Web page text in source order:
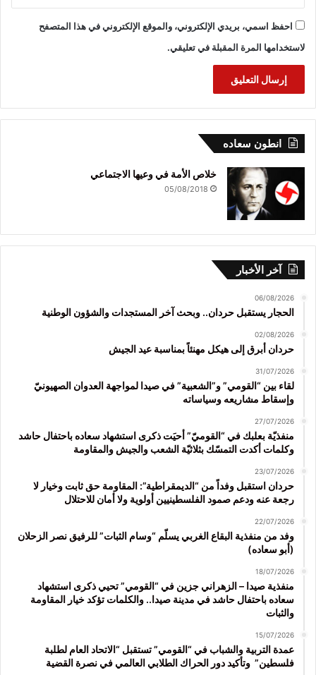
احفظ اسمي، بريدي الإلكتروني، والموقع الإلكتروني في هذا المتصفح
لاستخدامها المرة المقبلة في تعليقي.
انطون سعاده
خلاص الأمة في وعيها الاجتماعي
05/08/2018
آخر الأخبار
06/08/2026
الحجار يستقبل حردان.. وبحث آخر المستجدات والشؤون الوطنية
02/08/2026
حردان أبرق إلى هيكل مهنئاً بمناسبة عيد الجيش
31/07/2026
لقاء بين “القومي” و”الشعبية” في صيدا لمواجهة العدوان الصهيونيّ
وإسقاط مشاريعه وسياساته
27/07/2026
منفذيّة بعلبك في “القوميّ” أحيَت ذكرى استشهاد سعاده باحتفال حاشد
وكلمات أكدت التمسّك بثلاثيّة الشعب والجيش والمقاومة
23/07/2026
حردان استقبل وفداً من “الديمقراطية”: المقاومة حق ثابت وخيار لا
رجعة عنه ودعم صمود الفلسطينيين أولوية ولا أمان للاحتلال
22/07/2026
وفد من منفذية البقاع الغربي يسلّم “وسام الثبات” للرفيق نصر الزحلان
(أبو سعاده)
18/07/2026
منفذية صيدا – الزهراني جزين في “القومي” تحيي ذكرى استشهاد
سعاده باحتفال حاشد في مدينة صيدا.. والكلمات تؤكد خيار المقاومة
والثبات
15/07/2026
عمدة التربية والشباب في “القومي” تستقبل “الاتحاد العام لطلبة
فلسطين” وتأكيد دور الحراك الطلابي العالمي في نصرة القضية